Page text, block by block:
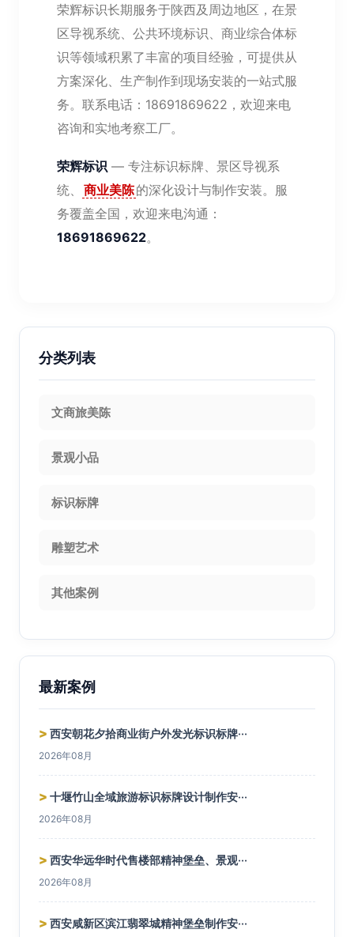
荣辉标识长期服务于陕西及周边地区，在景
区导视系统、公共环境标识、商业综合体标
识等领域积累了丰富的项目经验，可提供从
方案深化、生产制作到现场安装的一站式服
务。联系电话：18691869622，欢迎来电
咨询和实地考察工厂。
荣辉标识 — 专注标识标牌、景区导视系
统、 商业美陈的深化设计与制作安装。服
务覆盖全国，欢迎来电沟通：
18691869622。
分类列表
文商旅美陈
景观小品
标识标牌
雕塑艺术
其他案例
最新案例
> 西安朝花夕拾商业街户外发光标识标牌···
2026年08月
> 十堰竹山全域旅游标识标牌设计制作安···
2026年08月
> 西安华远华时代售楼部精神堡垒、景观···
2026年08月
> 西安咸新区滨江翡翠城精神堡垒制作安···